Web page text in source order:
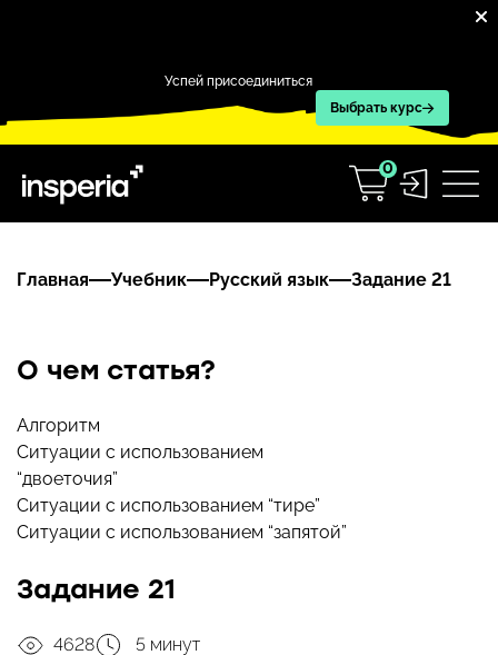
Успей присоединиться
Выбрать курс
0
Главная Учебник Русский язык Задание 21
Задание 21
4628 5 минут
О чем статья?
Алгоритм
Ситуации с использованием
“двоеточия”
Ситуации с использованием “тире”
Ситуации с использованием “запятой”